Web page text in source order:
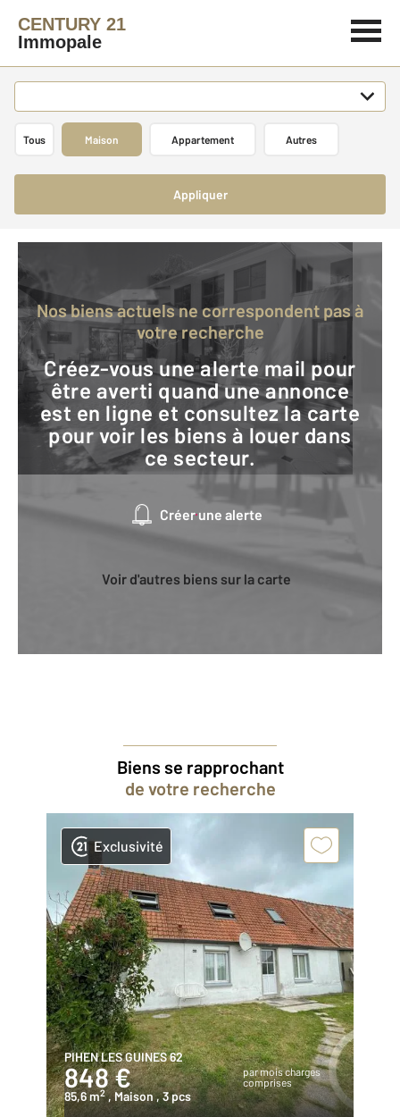
CENTURY 21
Immopale
Tous Maison Appartement Autres
Appliquer
Nos biens actuels ne correspondent pas à
votre recherche
Créez-vous une alerte mail pour
être averti quand une annonce
est en ligne et consultez la carte
pour voir les biens à louer dans
ce secteur.
Créer une alerte
Voir d'autres biens sur la carte
Biens se rapprochant
de votre recherche
Exclusivité
PIHEN LES GUINES 62
848 €
par mois charges
comprises
85,6 m2 , Maison , 3 pcs